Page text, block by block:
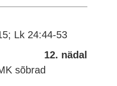
Lk 24:44-53
12. nädal
sõbrad